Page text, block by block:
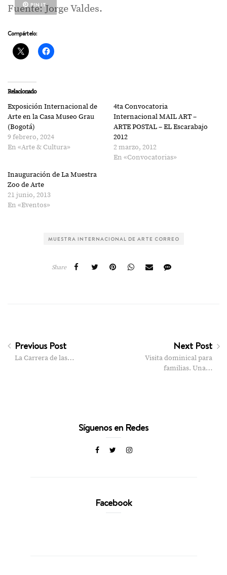
PIN IT
Fuente: Jorge Valdes.
Compártelo:
Relacionado
Exposición Internacional de
Arte en la Casa Museo Grau
(Bogotá)
9 febrero, 2024
En «Arte & Cultura»
4ta Convocatoria
Internacional MAIL ART –
ARTE POSTAL – EL Escarabajo
2012
2 marzo, 2012
En «Convocatorias»
Inauguración de La Muestra
Zoo de Arte
21 junio, 2013
En «Eventos»
MUESTRA INTERNACIONAL DE ARTE CORREO
Share
Previous Post
La Carrera de las…
Next Post
Visita dominical para
familias. Una…
Síguenos en Redes
Facebook